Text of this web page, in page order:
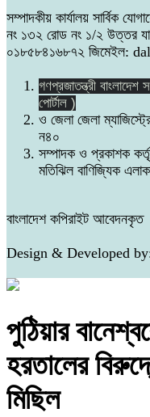
সম্পাদকীয় কার্যালয় সার্বিক
নং ১৩২ রোড নং ১/২ উত্তর
০১৮৫৮৪১৬৮৭২ জিমেইল:
গণপ্রজাতন্ত্রী
পোর্টাল )
ও জেলা জেলা
ন৪০
সম্পাদক ও প্রকাশক
মতিঝিল বাণিজ্যিক
বাংলাদেশ কপিরাইট আবেদনকৃত
Design & Developed
পুঠিয়ার
হরতালের
মিছিল